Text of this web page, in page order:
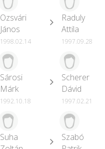
Ozsvári
János
1998.02.14
Raduly
Attila
1997.09.28
Sárosi
Márk
1992.10.18
Scherer
Dávid
1997.02.21
Suha
Szabó